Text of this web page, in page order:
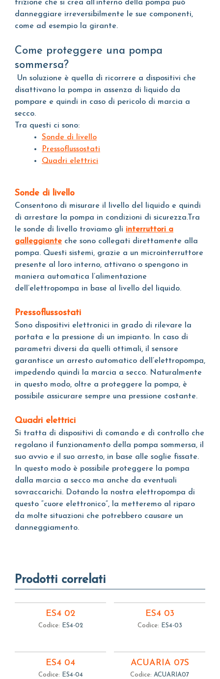
frizione che si crea all’interno della pompa può
danneggiare irreversibilmente le sue componenti,
come ad esempio la girante.
Come proteggere una pompa
sommersa?
Un soluzione è quella di ricorrere a dispositivi che
disattivano la pompa in assenza di liquido da
pompare e quindi in caso di pericolo di marcia a
secco.
Tra questi ci sono:
Sonde di livello
Pressoflussostati
Quadri elettrici
Sonde di livello
Consentono di misurare il livello del liquido e quindi
di arrestare la pompa in condizioni di sicurezza.Tra
le sonde di livello troviamo gli interruttori a
galleggiante che sono collegati direttamente alla
pompa. Questi sistemi, grazie a un microinterruttore
presente al loro interno, attivano o spengono in
maniera automatica l’alimentazione
dell’elettropompa in base al livello del liquido.
Pressoflussostati
Sono dispositivi elettronici in grado di rilevare la
portata e la pressione di un impianto. In caso di
parametri diversi da quelli ottimali, il sensore
garantisce un arresto automatico dell’elettropompa,
impedendo quindi la marcia a secco. Naturalmente
in questo modo, oltre a proteggere la pompa, è
possibile assicurare sempre una pressione costante.
Quadri elettrici
Si tratta di dispositivi di comando e di controllo che
regolano il funzionamento della pompa sommersa, il
suo avvio e il suo arresto, in base alle soglie fissate.
In questo modo è possibile proteggere la pompa
dalla marcia a secco ma anche da eventuali
sovraccarichi. Dotando la nostra elettropompa di
questo “cuore elettronico”, la metteremo al riparo
da molte situazioni che potrebbero causare un
danneggiamento.
Prodotti correlati
ES4 02
Codice: ES4-02
ES4 03
Codice: ES4-03
ES4 04
Codice: ES4-04
ACUARIA 07S
Codice: ACUARIA07